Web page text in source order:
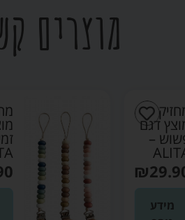
מוצרים
דגם
–
₪
מידע